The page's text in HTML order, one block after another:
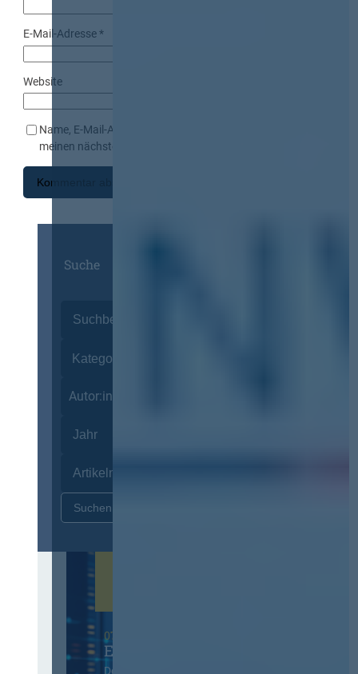
E-Mail-Adresse*
Website
Name, E-Mail-Adresse und Website in diesem Browser für
meinen nächsten Kommentar speichern.
Suche
Autor:innen
07. Oktober 2026 in Berlin
EVB-IT Thementag
Der Thementag für die